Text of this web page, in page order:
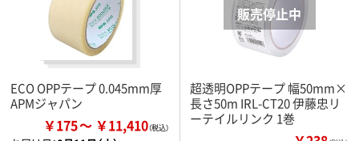
ECO OPPテープ 0.045mm厚
APMジャパン
￥175 ￥11,410
超透明OPPテープ 幅50mm×
長さ50m IRL-CT20 伊藤忠リ
ーテイルリンク 1巻